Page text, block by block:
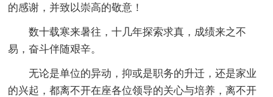
的感谢，并致以崇高的敬意！
数十载寒来暑往，十几年探索求真，成绩来之不
易，奋斗伴随艰辛。
无论是单位的异动，抑或是职务的升迁，还是家业
的兴起，都离不开在座各位领导的关心与培养，离不开